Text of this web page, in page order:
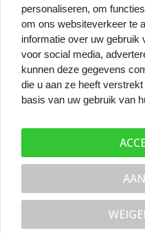
tafelpootbevestiging
prijs per set
personaliseren, om
om ons websiteverkeer te
informatie over uw gebruik
voor social media,
kunnen deze gegevens
die u aan ze heeft
basis van uw gebruik van